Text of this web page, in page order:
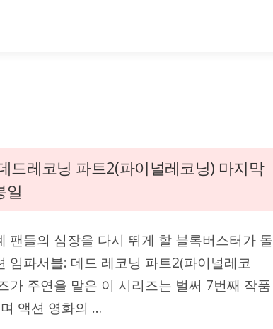
드레코닝 파트2(파이널레코닝) 마지막
일
팬들의 심장을 다시 뛰게 할 블록버스터가 돌
임파서블: 데드 레코닝 파트2(파이널레코
가 주연을 맡은 이 시리즈는 벌써 7번째 작품
액션 영화의 …